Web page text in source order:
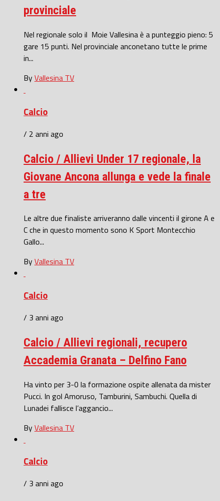
provinciale
Nel regionale solo il Moie Vallesina è a punteggio pieno: 5
gare 15 punti. Nel provinciale anconetano tutte le prime
in...
ByVallesina TV
Calcio
/ 2 anni ago
Calcio / Allievi Under 17 regionale, la
Giovane Ancona allunga e vede la finale
a tre
Le altre due finaliste arriveranno dalle vincenti il girone A e
C che in questo momento sono K Sport Montecchio
Gallo...
ByVallesina TV
Calcio
/ 3 anni ago
Calcio / Allievi regionali, recupero
Accademia Granata – Delfino Fano
Ha vinto per 3-0 la formazione ospite allenata da mister
Pucci. In gol Amoruso, Tamburini, Sambuchi. Quella di
Lunadei fallisce l’aggancio...
ByVallesina TV
Calcio
/ 3 anni ago